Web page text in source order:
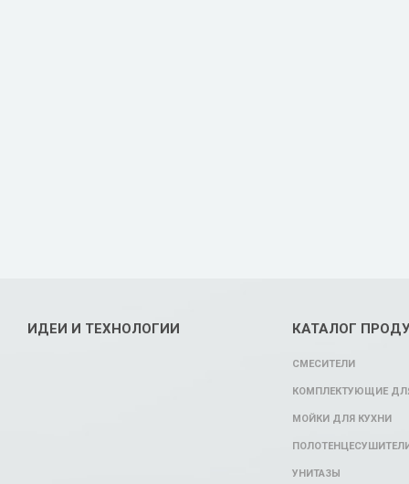
ИДЕИ И ТЕХНОЛОГИИ КАТАЛОГ
СМЕСИТЕЛИ
КОМПЛЕКТУЮЩИЕ
МОЙКИ ДЛЯ КУХНИ
УНИТАЗЫ